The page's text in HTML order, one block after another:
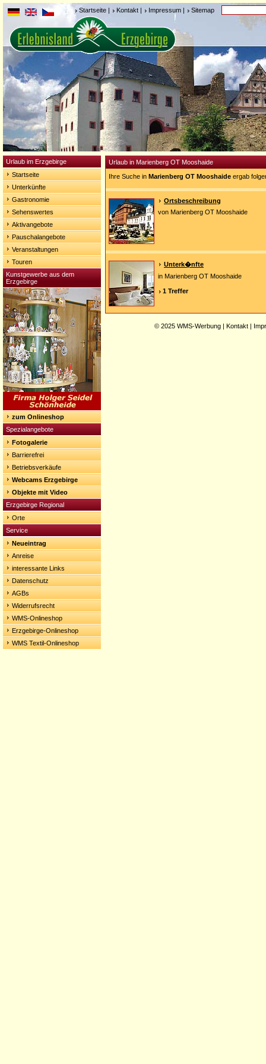
Startseite | Kontakt | Impressum | Sitemap
Urlaub im Erzgebirge
Startseite
Unterkünfte
Gastronomie
Sehenswertes
Aktivangebote
Pauschalangebote
Veranstaltungen
Touren
Kunstgewerbe aus dem
Erzgebirge
zum Onlineshop
Spezialangebote
Fotogalerie
Barrierefrei
Betriebsverkäufe
Webcams Erzgebirge
Objekte mit Video
Erzgebirge Regional
Orte
Service
Neueintrag
Anreise
interessante Links
Datenschutz
AGBs
Widerrufsrecht
WMS-Onlineshop
Erzgebirge-Onlineshop
WMS Textil-Onlineshop
Urlaub in Marienberg OT Mooshaide
Ihre Suche in Marienberg OT Mooshaide ergab
Ortsbeschreibung
von Marienberg OT Mooshaide
Unterk�nfte
in Marienberg OT Mooshaide
1 Treffer
© 2025 WMS-Werbung | Kontakt |